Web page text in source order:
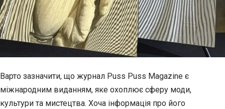
Варто зазначити, що журнал Puss Puss Magazine є
міжнародним виданням, яке охоплює сферу моди,
культури та мистецтва. Хоча інформація про його